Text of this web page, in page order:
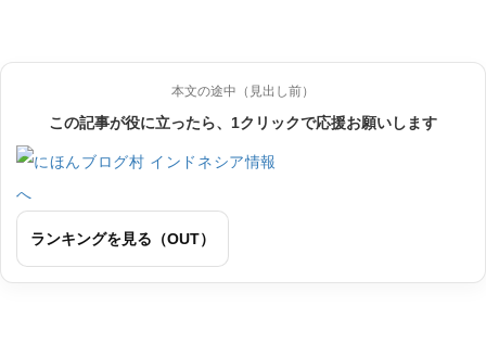
本文の途中（見出し前）
この記事が役に立ったら、1クリックで応援お願いします
ランキングを見る（OUT）